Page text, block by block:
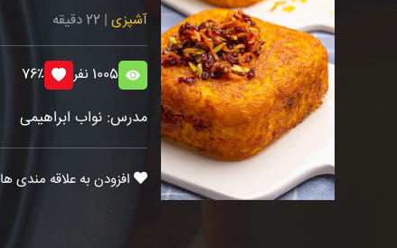
آشپزی | 22 دقیقه
1005 نفر 76٪
مدرس: نواب ابراهیمی
افزودن به علاقه مندی ها